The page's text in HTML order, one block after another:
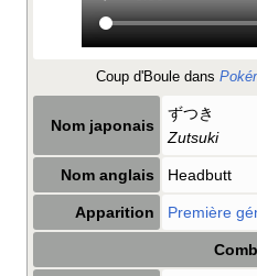
Coup d'Boule dans
Nom japonais
ずつき
Zutsuki
Nom anglais Headbutt
Apparition Première